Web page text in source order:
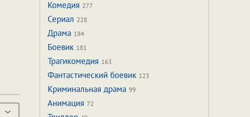
Комедия 277
Сериал 228
Драма 184
Боевик 181
Трагикомедия 163
Фантастический боевик 123
Криминальная драма 99
Анимация 72